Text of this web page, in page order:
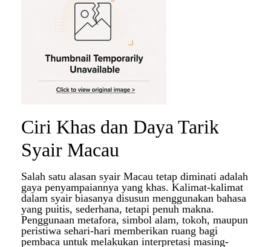
Ciri Khas dan Daya Tarik
Syair Macau
Salah satu alasan syair Macau tetap diminati adalah
gaya penyampaiannya yang khas. Kalimat-kalimat
dalam syair biasanya disusun menggunakan bahasa
yang puitis, sederhana, tetapi penuh makna.
Penggunaan metafora, simbol alam, tokoh, maupun
peristiwa sehari-hari memberikan ruang bagi
pembaca untuk melakukan interpretasi masing-